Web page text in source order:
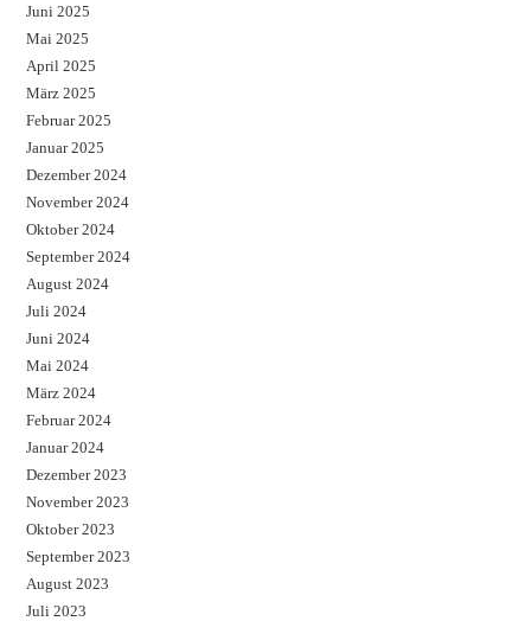
Juni 2025
Mai 2025
April 2025
März 2025
Februar 2025
Januar 2025
Dezember 2024
November 2024
Oktober 2024
September 2024
August 2024
Juli 2024
Juni 2024
Mai 2024
März 2024
Februar 2024
Januar 2024
Dezember 2023
November 2023
Oktober 2023
September 2023
August 2023
Juli 2023